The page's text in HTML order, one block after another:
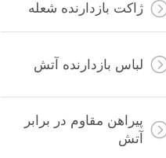
ژاکت بازدارنده شعله
لباس بازدارنده آتش
پیراهن مقاوم در برابر
آتش